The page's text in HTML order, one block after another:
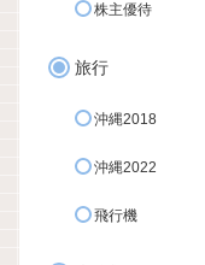
株主優待
旅行
沖縄2018
沖縄2022
飛行機